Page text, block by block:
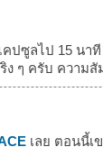
ปซูลไป 15 นา
ง ๆ ครับ ความ
เลย ตอนนี้เ